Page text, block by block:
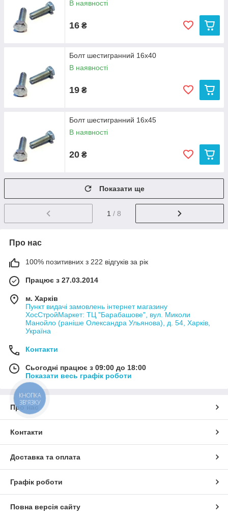
В наявності
16 ₴
Болт шестигранний 16х40
В наявності
19 ₴
Болт шестигранний 16х45
В наявності
20 ₴
Показати ще
1 / 8
Про нас
100% позитивних з 222 відгуків за рік
Працює з 27.03.2014
м. Харків
Пункт видачі замовлень інтернет магазину
ХосСтройМаркет: ТЦ "Барабашове", вул. Миколи
Манойло (раніше Олександра Ульянова), д. 54, Харків,
Україна
Контакти
Сьогодні працює з 09:00 до 18:00
Показати весь графік роботи
Про нас
Контакти
Доставка та оплата
Графік роботи
Повна версія сайту
КНОПКА
ЗВ'ЯЗКУ